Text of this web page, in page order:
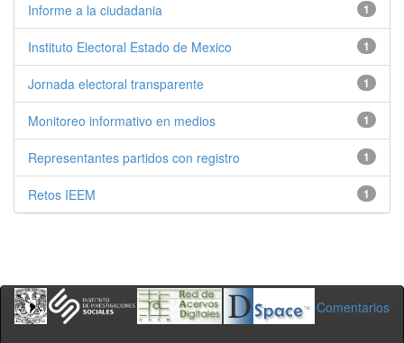
1
Informe a la ciudadania
1
Instituto Electoral Estado de Mexico
1
Jornada electoral transparente
1
Monitoreo informativo en medios
1
Representantes partidos con registro
1
Retos IEEM
Comentarios